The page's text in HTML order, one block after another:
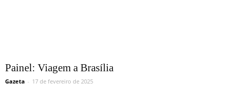
Painel: Viagem a Brasília
Gazeta - 17 de fevereiro de 2025